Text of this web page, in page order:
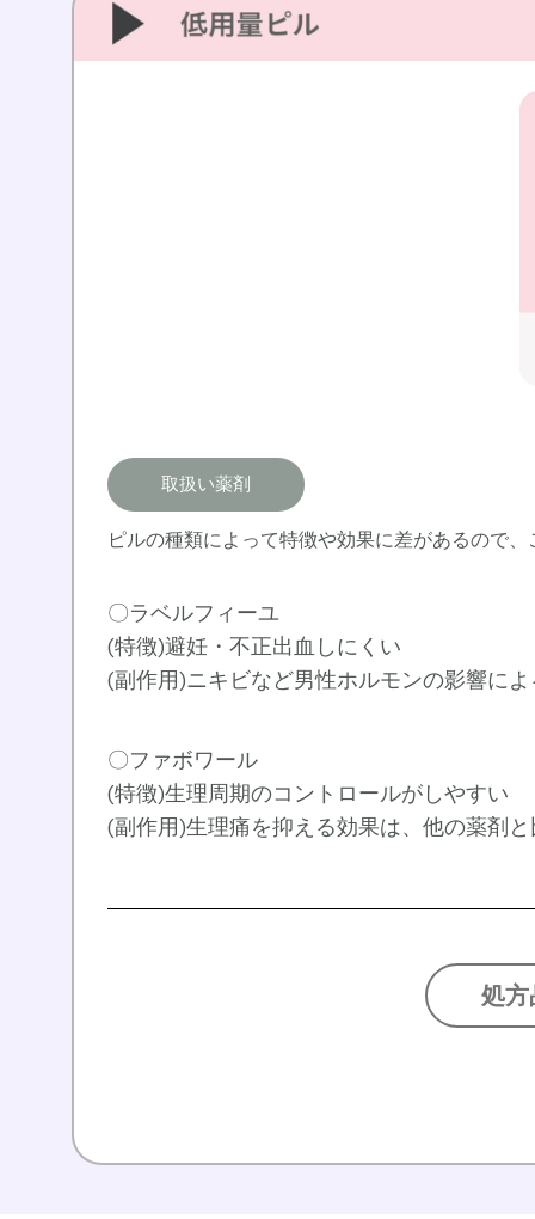
取扱い薬剤
ピルの種類によって特徴や効果に差があるので
〇ラベルフィーユ
(特徴)避妊・不正出血しにくい
(副作用)ニキビなど男性ホルモンの影響に
〇ファボワール
(特徴)生理周期のコントロールがしやすい
(副作用)生理痛を抑える効果は、他の薬剤
処方